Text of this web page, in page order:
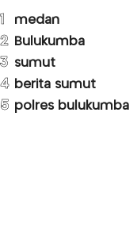
medan
Bulukumba
sumut
berita sumut
polres bulukumba